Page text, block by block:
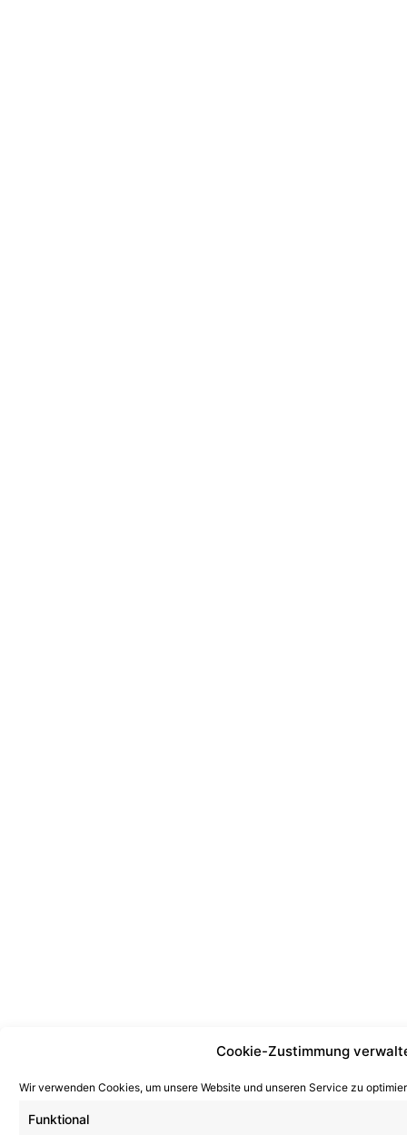
Cookie-Zustimmung
Wir verwenden Cookies, um unsere Website und unseren Service zu
Funktional